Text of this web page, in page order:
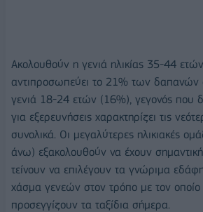
Ακολουθούν η γενιά ηλικίας 35-44
αντιπροσωπεύει το 21% των δαπανών
γενιά 18-24 ετών (16%), γεγονός που
για εξερευνήσεις χαρακτηρίζει τις
συνολικά. Οι μεγαλύτερες ηλικιακές
άνω) εξακολουθούν να έχουν
τείνουν να επιλέγουν τα γνώριμα
χάσμα γενεών στον τρόπο με τον οποίο
προσεγγίζουν τα ταξίδια σήμερα.